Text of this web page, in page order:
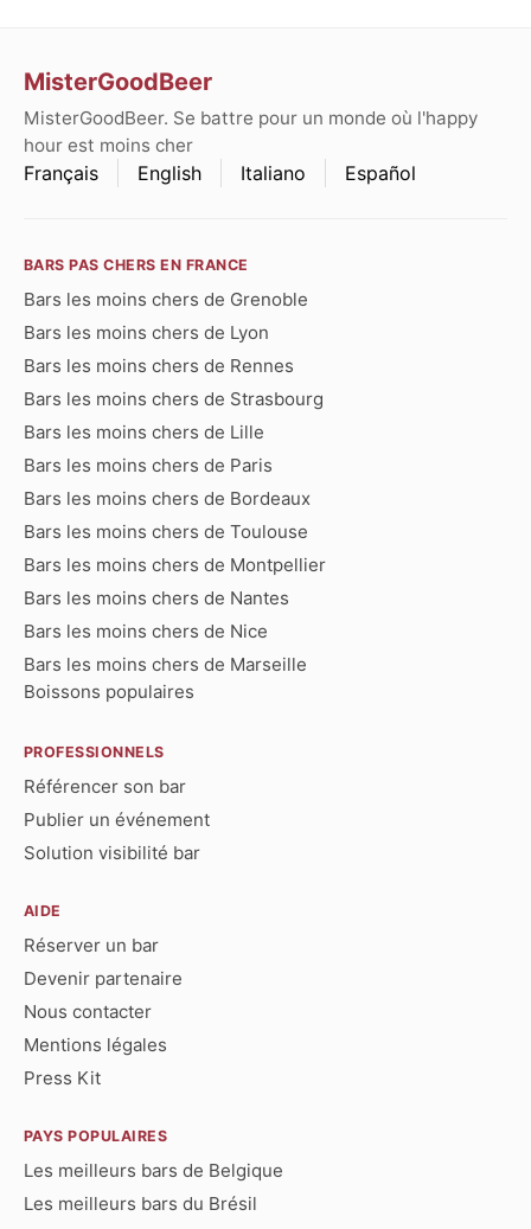
MisterGoodBeer
MisterGoodBeer. Se battre pour un monde où l'happy
hour est moins cher
Français English Italiano Español
BARS PAS CHERS EN FRANCE
Bars les moins chers de Grenoble
Bars les moins chers de Lyon
Bars les moins chers de Rennes
Bars les moins chers de Strasbourg
Bars les moins chers de Lille
Bars les moins chers de Paris
Bars les moins chers de Bordeaux
Bars les moins chers de Toulouse
Bars les moins chers de Montpellier
Bars les moins chers de Nantes
Bars les moins chers de Nice
Bars les moins chers de Marseille
Boissons populaires
PROFESSIONNELS
Référencer son bar
Publier un événement
Solution visibilité bar
AIDE
Réserver un bar
Devenir partenaire
Nous contacter
Mentions légales
Press Kit
PAYS POPULAIRES
Les meilleurs bars de Belgique
Les meilleurs bars du Brésil